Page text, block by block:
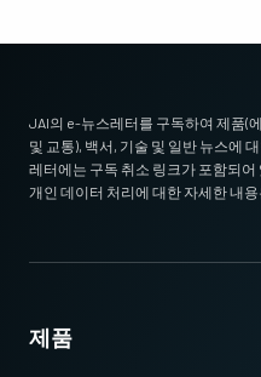
JAI의 e-뉴스레터를 구독하여 제품(
및 교통), 백서, 기술 및 일반 뉴스에
레터에는 구독 취소 링크가 포함되
개인 데이터 처리에 대한 자세한 내용
제품